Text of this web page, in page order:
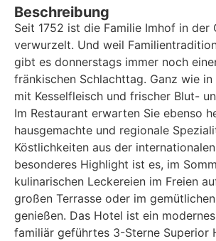
Beschreibung
Seit 1752 ist die Familie Imhof in der
verwurzelt. Und weil
gibt es donnerstags immer noch
fränkischen Schlachttag. Ganz wie
mit Kesselfleisch und frischer Blut-
Im Restaurant erwarten Sie ebenso
hausgemachte und regionale
Köstlichkeiten aus der
besonderes Highlight ist es, im
kulinarischen Leckereien im Freien
großen Terrasse oder im
genießen. Das Hotel ist ein
familiär geführtes 3-Sterne Superior